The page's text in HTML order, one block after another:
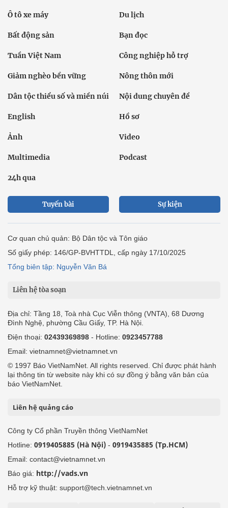
Ô tô xe máy Du lịch
Bất động sản Bạn đọc
Tuần Việt Nam Công nghiệp hỗ trợ
Giảm nghèo bền vững Nông thôn mới
Dân tộc thiểu số và miền núi Nội dung chuyên đề
English Hồ sơ
Ảnh Video
Multimedia Podcast
24h qua
Tuyến bài Sự kiện
Cơ quan chủ quản: Bộ Dân tộc và Tôn giáo
Số giấy phép: 146/GP-BVHTTDL, cấp ngày 17/10/2025
Tổng biên tập: Nguyễn Văn Bá
Liên hệ tòa soạn
Địa chỉ: Tầng 18, Toà nhà Cục Viễn thông (VNTA), 68 Dương
Đình Nghệ, phường Cầu Giấy, TP. Hà Nội.
Điện thoại: 02439369898 - Hotline: 0923457788
Email: vietnamnet@vietnamnet.vn
© 1997 Báo VietNamNet. All rights reserved. Chỉ được phát hành
lại thông tin từ website này khi có sự đồng ý bằng văn bản của
báo VietNamNet.
Liên hệ quảng cáo
Công ty Cổ phần Truyền thông VietNamNet
Hotline: 0919405885 (Hà Nội) - 0919435885 (Tp.HCM)
Email: contact@vietnamnet.vn
Báo giá: http://vads.vn
Hỗ trợ kỹ thuật: support@tech.vietnamnet.vn